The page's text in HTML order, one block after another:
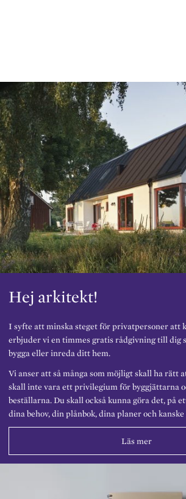
Hej arkitekt!
I syfte att minska steget för privatpersoner att
erbjuder vi en timmes gratis rådgivning till dig
bygga eller inreda ditt hem.
Vi anser att så många som möjligt skall ha rätt
skall inte vara ett privilegium för byggjättarna
beställarna. Du skall också kunna göra det, på
dina behov, din plånbok, dina planer och
Läs mer